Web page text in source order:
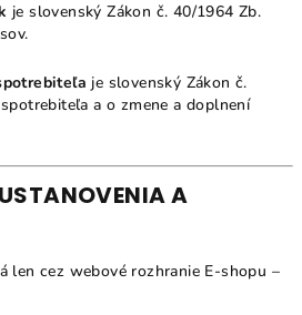
je slovenský Zákon č. 40/1964 Zb.
je slovenský Zákon č.
a o zmene a doplnení
A
len cez webové rozhranie E-shopu –